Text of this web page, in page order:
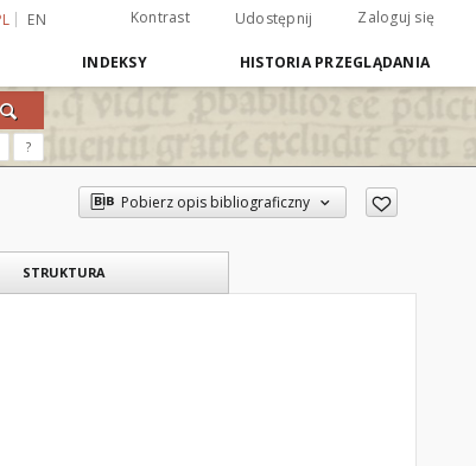
EN Kontrast Udostępnij Zaloguj się
INDEKSY HISTORIA PRZEGLĄDANIA
?
Pobierz opis bibliograficzny
STRUKTURA